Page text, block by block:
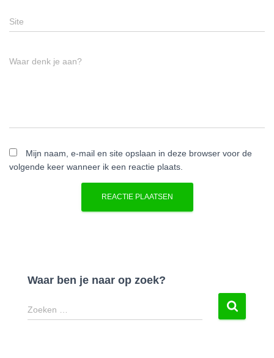
Site
Waar denk je aan?
Mijn naam, e-mail en site opslaan in deze browser voor de
volgende keer wanneer ik een reactie plaats.
Waar ben je naar op zoek?
Z
o
Zoeken …